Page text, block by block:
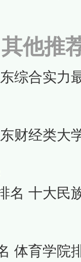
其他推
综合实力
财经类大
名 十大民
体育学院